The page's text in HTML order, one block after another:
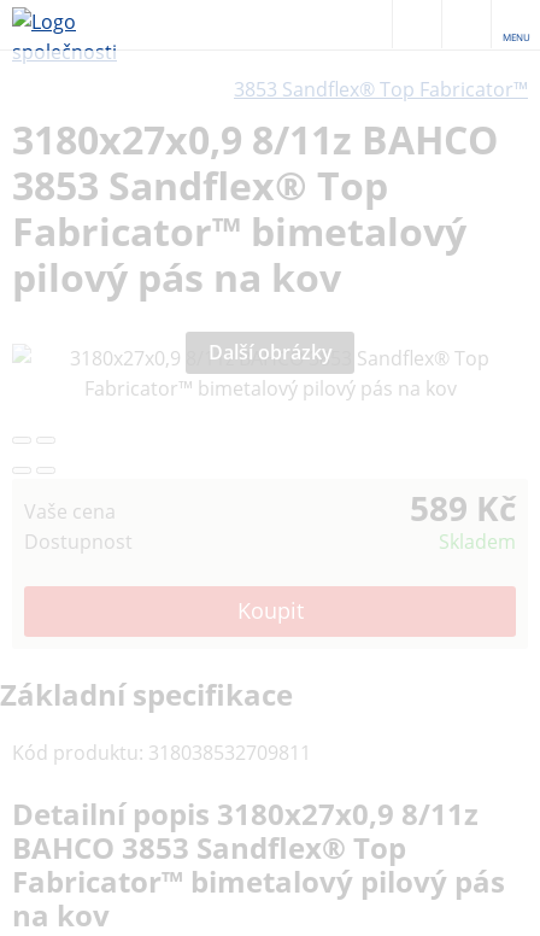
MENU
3853 Sandflex® Top Fabricator™
3180x27x0,9 8/11z BAHCO
3853 Sandflex® Top
Fabricator™ bimetalový
pilový pás na kov
Další obrázky
Vaše cena 589 Kč
Dostupnost Skladem
Základní specifikace
Kód produktu: 318038532709811
Detailní popis 3180x27x0,9 8/11z
BAHCO 3853 Sandflex® Top
Fabricator™ bimetalový pilový pás
na kov